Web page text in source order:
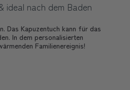
ideal nach dem Baden
Das Kapuzentuch kann für das
In dem personalisierten
Familienereignis!